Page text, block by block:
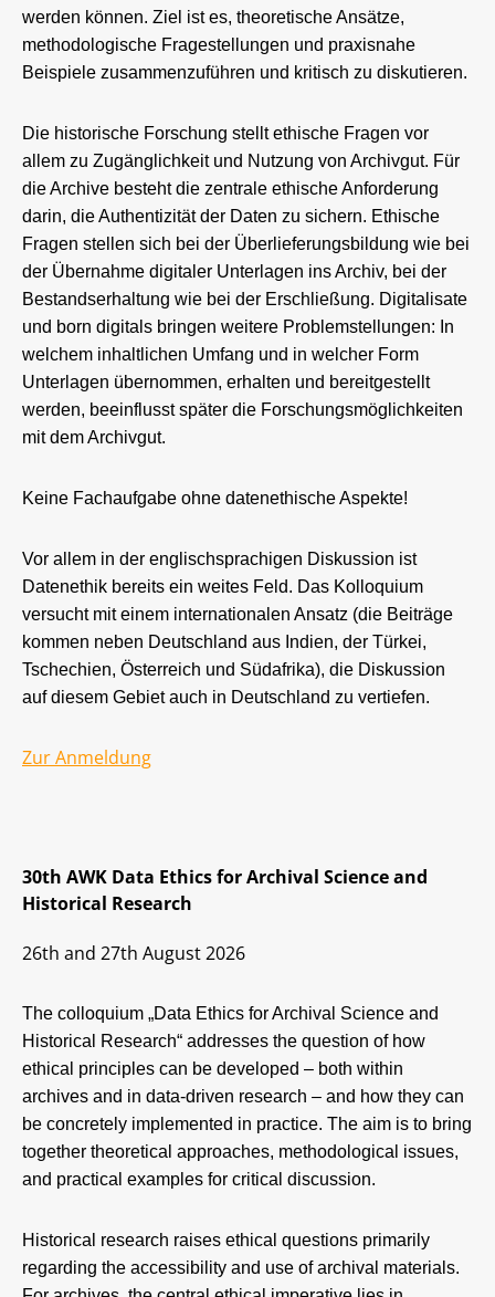
werden können. Ziel ist es, theoretische Ansätze,
methodologische Fragestellungen und praxisnahe
Beispiele zusammenzuführen und kritisch zu diskutieren.
Die historische Forschung stellt ethische Fragen vor
allem zu Zugänglichkeit und Nutzung von Archivgut. Für
die Archive besteht die zentrale ethische Anforderung
darin, die Authentizität der Daten zu sichern. Ethische
Fragen stellen sich bei der Überlieferungsbildung wie bei
der Übernahme digitaler Unterlagen ins Archiv, bei der
Bestandserhaltung wie bei der Erschließung. Digitalisate
und born digitals bringen weitere Problemstellungen: In
welchem inhaltlichen Umfang und in welcher Form
Unterlagen übernommen, erhalten und bereitgestellt
werden, beeinflusst später die Forschungsmöglichkeiten
mit dem Archivgut.
Keine Fachaufgabe ohne datenethische Aspekte!
Vor allem in der englischsprachigen Diskussion ist
Datenethik bereits ein weites Feld. Das Kolloquium
versucht mit einem internationalen Ansatz (die Beiträge
kommen neben Deutschland aus Indien, der Türkei,
Tschechien, Österreich und Südafrika), die Diskussion
auf diesem Gebiet auch in Deutschland zu vertiefen.
Zur Anmeldung
30th AWK Data Ethics for Archival Science and
Historical Research
26th and 27th August 2026
The colloquium „Data Ethics for Archival Science and
Historical Research“ addresses the question of how
ethical principles can be developed – both within
archives and in data-driven research – and how they can
be concretely implemented in practice. The aim is to bring
together theoretical approaches, methodological issues,
and practical examples for critical discussion.
Historical research raises ethical questions primarily
regarding the accessibility and use of archival materials.